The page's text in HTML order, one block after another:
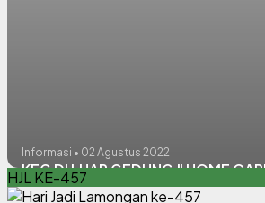
Informasi • 02 Agustus 2022
KEG DI LUAR GEDUNG " HOME
HJL KE-457